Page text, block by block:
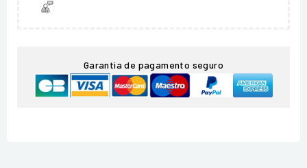
Garantia de pagamento seguro